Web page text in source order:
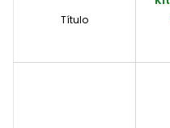
Título